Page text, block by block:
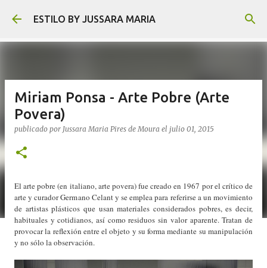
Ir al contenido principal
ESTILO BY JUSSARA MARIA
Miriam Ponsa - Arte Pobre (Arte
Povera)
publicado por Jussara Maria Pires de Moura el julio 01, 2015
El arte pobre (en italiano, arte povera) fue creado en 1967 por el crítico de
arte y curador Germano Celant y se emplea para referirse a un movimiento
de artistas plásticos que usan materiales considerados pobres, es decir,
habituales y cotidianos, así como residuos sin valor aparente. Tratan de
provocar la reflexión entre el objeto y su forma mediante su manipulación
y no sólo la observación.